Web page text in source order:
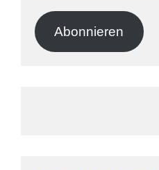
Adresse
Abonnieren